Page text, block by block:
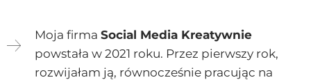
Moja firma Social Media Kreatywnie
powstała w 2021 roku. Przez pierwszy rok,
rozwijałam ją, równocześnie pracując na